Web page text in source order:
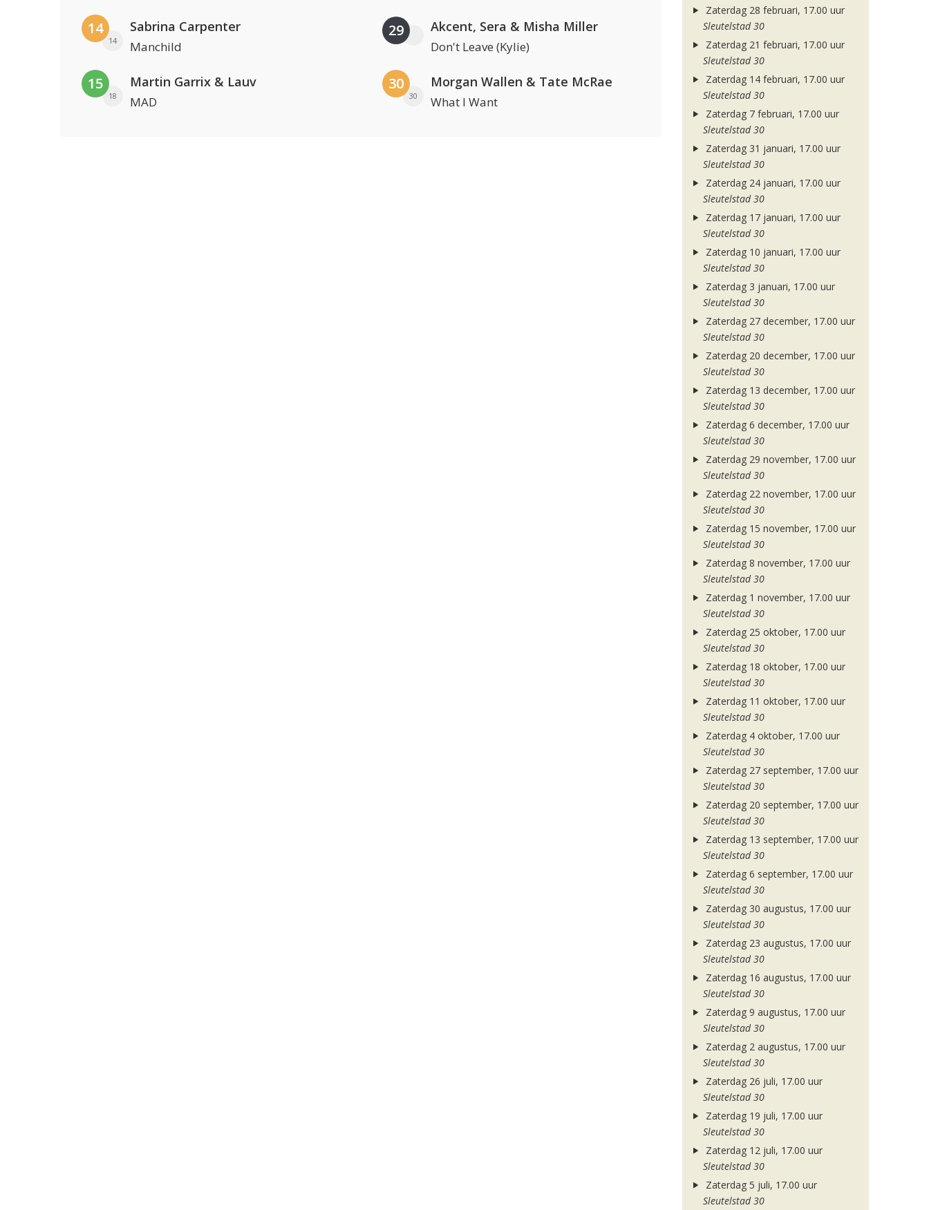
14
14
Sabrina Carpenter
Manchild
15
18
Martin Garrix & Lauv
MAD
29 Akcent, Sera & Misha Miller
Don't Leave (Kylie)
30
30
Morgan Wallen & Tate McRae
What I Want
Zaterdag 28 februari, 17.00 uur
Sleutelstad 30
Zaterdag 21 februari, 17.00 uur
Sleutelstad 30
Zaterdag 14 februari, 17.00 uur
Sleutelstad 30
Zaterdag 7 februari, 17.00 uur
Sleutelstad 30
Zaterdag 31 januari, 17.00 uur
Sleutelstad 30
Zaterdag 24 januari, 17.00 uur
Sleutelstad 30
Zaterdag 17 januari, 17.00 uur
Sleutelstad 30
Zaterdag 10 januari, 17.00 uur
Sleutelstad 30
Zaterdag 3 januari, 17.00 uur
Sleutelstad 30
Zaterdag 27 december, 17.00 uur
Sleutelstad 30
Zaterdag 20 december, 17.00 uur
Sleutelstad 30
Zaterdag 13 december, 17.00 uur
Sleutelstad 30
Zaterdag 6 december, 17.00 uur
Sleutelstad 30
Zaterdag 29 november, 17.00 uur
Sleutelstad 30
Zaterdag 22 november, 17.00 uur
Sleutelstad 30
Zaterdag 15 november, 17.00 uur
Sleutelstad 30
Zaterdag 8 november, 17.00 uur
Sleutelstad 30
Zaterdag 1 november, 17.00 uur
Sleutelstad 30
Zaterdag 25 oktober, 17.00 uur
Sleutelstad 30
Zaterdag 18 oktober, 17.00 uur
Sleutelstad 30
Zaterdag 11 oktober, 17.00 uur
Sleutelstad 30
Zaterdag 4 oktober, 17.00 uur
Sleutelstad 30
Zaterdag 27 september, 17.00 uur
Sleutelstad 30
Zaterdag 20 september, 17.00 uur
Sleutelstad 30
Zaterdag 13 september, 17.00 uur
Sleutelstad 30
Zaterdag 6 september, 17.00 uur
Sleutelstad 30
Zaterdag 30 augustus, 17.00 uur
Sleutelstad 30
Zaterdag 23 augustus, 17.00 uur
Sleutelstad 30
Zaterdag 16 augustus, 17.00 uur
Sleutelstad 30
Zaterdag 9 augustus, 17.00 uur
Sleutelstad 30
Zaterdag 2 augustus, 17.00 uur
Sleutelstad 30
Zaterdag 26 juli, 17.00 uur
Sleutelstad 30
Zaterdag 19 juli, 17.00 uur
Sleutelstad 30
Zaterdag 12 juli, 17.00 uur
Sleutelstad 30
Zaterdag 5 juli, 17.00 uur
Sleutelstad 30